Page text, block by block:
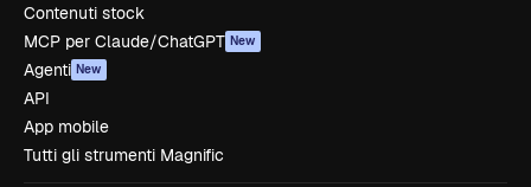
Contenuti stock
MCP per Claude/ChatGPT New
Agenti New
API
App mobile
Tutti gli strumenti Magnific